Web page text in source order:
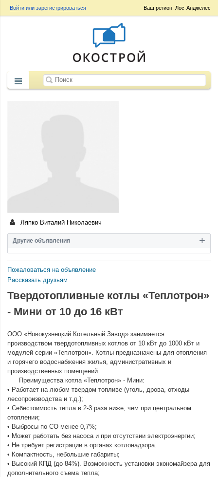
Ваш регион: Лос-Анджелес
Войти или зарегистрироваться
Ляпко Виталий Николаевич
Другие объявления
Пожаловаться на объявление
Рассказать друзьям
Твердотопливные котлы «Теплотрон»
- Мини от 10 до 16 кВт
ООО «Новокузнецкий Котельный Завод» занимается
производством твердотопливных котлов от 10 кВт до 1000 кВт и
модулей серии «Теплотрон». Котлы предназначены для отопления
и горячего водоснабжения жилья, административных и
производственных помещений.
Преимущества котла «Теплотрон» - Мини:
• Работает на любом твердом топливе (уголь, дрова, отходы
лесопроизводства и т.д.);
• Себестоимость тепла в 2-3 раза ниже, чем при центральном
отоплении;
• Выбросы по СО менее 0,7%;
• Может работать без насоса и при отсутствии электроэнергии;
• Не требует регистрации в органах котлонадзора.
• Компактность, небольшие габариты;
• Высокий КПД (до 84%). Возможность установки экономайзера для
дополнительного съема тепла;